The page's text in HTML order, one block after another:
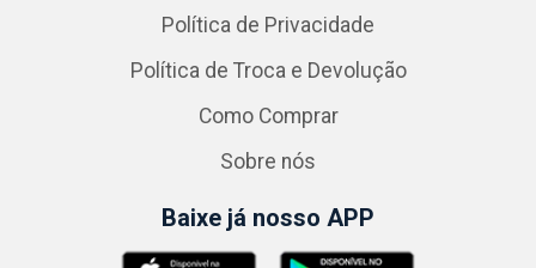
Política de Privacidade
Política de Troca e Devolução
Como Comprar
Sobre nós
Baixe já nosso APP